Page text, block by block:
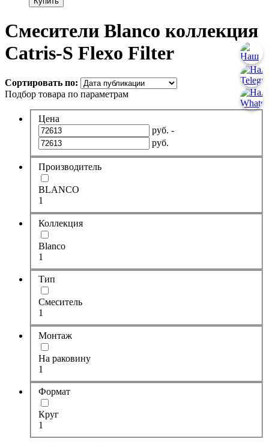
Смесители Blanco коллекция
Catris-S Flexo Filter
Сортировать по:
Подбор товара по параметрам
Цена
руб. -
руб.
Производитель
BLANCO
1
Коллекция
Blanco
1
Тип
Смеситель
1
Монтаж
На раковину
1
Формат
Круг
1